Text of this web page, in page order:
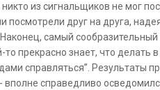
никто из сигнальщиков не мог
посмотрели друг на друга,
самый
прекрасно знает, что делать
справляться”. Результаты
вполне справедливо